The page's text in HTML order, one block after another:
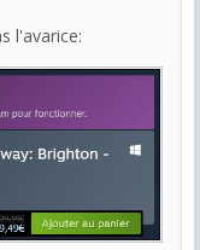
l'avarice: